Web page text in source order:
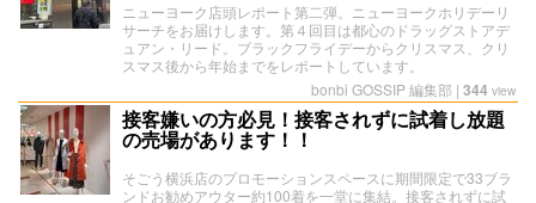
ニューヨーク店頭レポート第二弾。ニューヨークホリデーリ
サーチをお届けします。第４回目は都心のドラッグストアデ
ュアン・リード。ブラックフライデーからクリスマス、クリ
スマス後から年始までをレポートしています。
bonbi GOSSIP 編集部 | 344 view
接客嫌いの方必見！接客されずに試着し放題
の売場があります！！
そごう横浜店のプロモーションスペースに期間限定で33ブラ
ンドお勧めアウター約100着を一堂に集結。接客されずに試